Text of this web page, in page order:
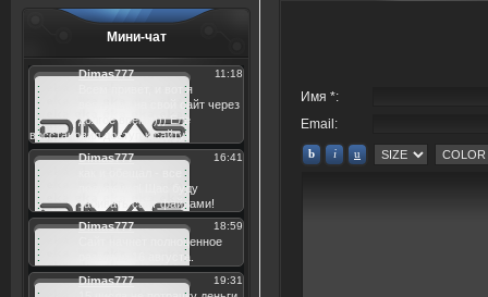
Мини-чат
Имя *:
Email: